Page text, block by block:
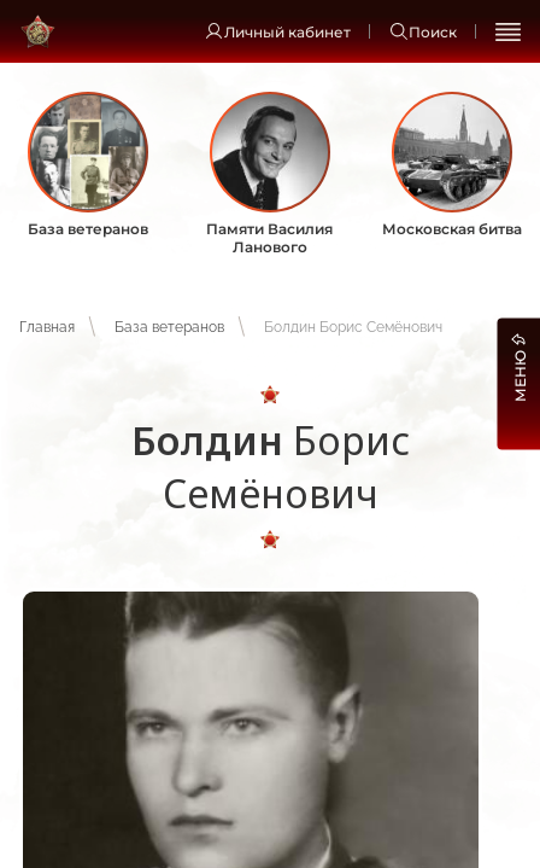
Личный кабинет Поиск
База ветеранов
Памяти Василия
Ланового
Московская битва
Главная База ветеранов Болдин Борис Семёнович
Болдин Борис
Семёнович
МЕНЮ